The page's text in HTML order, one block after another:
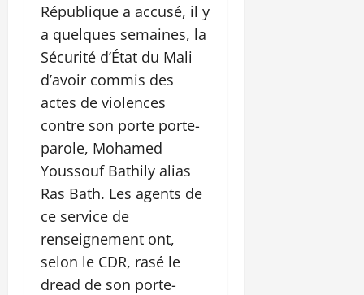
République a accusé, il y
a quelques semaines, la
Sécurité d’État du Mali
d’avoir commis des
actes de violences
contre son porte porte-
parole, Mohamed
Youssouf Bathily alias
Ras Bath. Les agents de
ce service de
renseignement ont,
selon le CDR, rasé le
dread de son porte-